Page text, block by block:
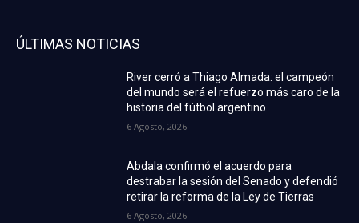
ÚLTIMAS NOTICIAS
River cerró a Thiago Almada: el campeón
del mundo será el refuerzo más caro de la
historia del fútbol argentino
6 Agosto, 2026
Abdala confirmó el acuerdo para
destrabar la sesión del Senado y defendió
retirar la reforma de la Ley de Tierras
6 Agosto, 2026